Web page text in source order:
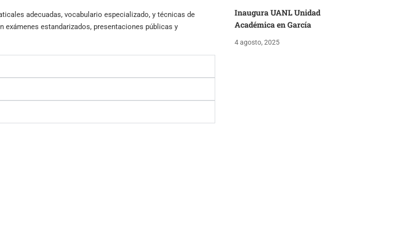
adecuadas, vocabulario especializado, y técnicas de
exámenes estandarizados, presentaciones públicas y
Inaugura UANL Unidad
Académica en García
4 agosto, 2025